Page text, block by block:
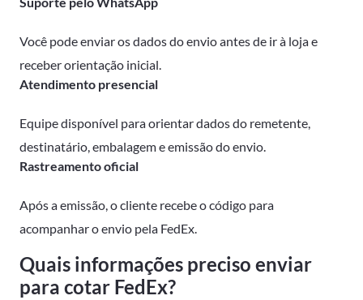
Você pode enviar os dados do envio antes de ir à loja e
receber orientação inicial.
Atendimento presencial
Equipe disponível para orientar dados do remetente,
destinatário, embalagem e emissão do envio.
Rastreamento oficial
Após a emissão, o cliente recebe o código para
acompanhar o envio pela FedEx.
Quais informações preciso enviar
para cotar FedEx?